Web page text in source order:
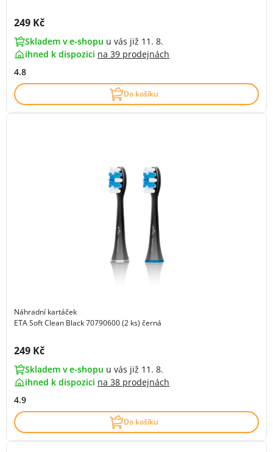
Cena s DPH:
249 Kč
Skladem v e-shopu u vás již 11. 8.
ihned k dispozici na 39 prodejnách
4.8
Do košíku
Náhradní kartáček
ETA Soft Clean Black 70790600 (2 ks) černá
Cena s DPH:
249 Kč
Skladem v e-shopu u vás již 11. 8.
ihned k dispozici na 38 prodejnách
4.9
Do košíku